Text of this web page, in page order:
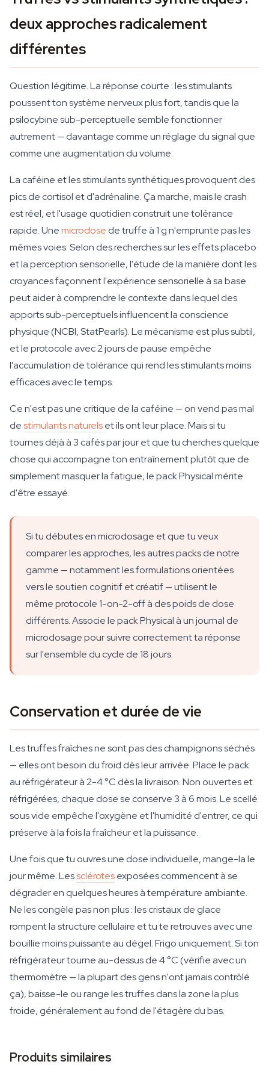
deux approches radicalement
différentes
Question légitime. La réponse courte : les stimulants
poussent ton système nerveux plus fort, tandis que la
psilocybine sub-perceptuelle semble fonctionner
autrement — davantage comme un réglage du signal que
comme une augmentation du volume.
La caféine et les stimulants synthétiques provoquent des
pics de cortisol et d'adrénaline. Ça marche, mais le crash
est réel, et l'usage quotidien construit une tolérance
rapide. Unemicrodose de truffe à 1 g n'emprunte pas les
mêmes voies. Selon des recherches sur les effets placebo
et la perception sensorielle, l'étude de la manière dont les
croyances façonnent l'expérience sensorielle à sa base
peut aider à comprendre le contexte dans lequel des
apports sub-perceptuels influencent la conscience
physique (NCBI, StatPearls). Le mécanisme est plus subtil,
et le protocole avec 2 jours de pause empêche
l'accumulation de tolérance qui rend les stimulants moins
efficaces avec le temps.
Ce n'est pas une critique de la caféine — on vend pas mal
destimulants naturelset ils ont leur place. Mais si tu
tournes déjà à 3 cafés par jour et que tu cherches quelque
chose qui accompagne ton entraînement plutôt que de
simplement masquer la fatigue, le pack Physical mérite
d'être essayé.
Si tu débutes en microdosage et que tu veux
comparer les approches, les autres packs de notre
gamme — notamment les formulations orientées
vers le soutien cognitif et créatif — utilisent le
même protocole 1-on-2-off à des poids de dose
différents. Associe le pack Physical à un journal de
microdosage pour suivre correctement ta réponse
sur l'ensemble du cycle de 18 jours.
Conservation et durée de vie
Les truffes fraîches ne sont pas des champignons séchés
— elles ont besoin du froid dès leur arrivée. Place le pack
au réfrigérateur à 2-4 °C dès la livraison. Non ouvertes et
réfrigérées, chaque dose se conserve 3 à 6 mois. Le scellé
sous vide empêche l'oxygène et l'humidité d'entrer, ce qui
préserve à la fois la fraîcheur et la puissance.
Une fois que tu ouvres une dose individuelle, mange-la le
jour même. Lessclérotesexposées commencent à se
dégrader en quelques heures à température ambiante.
Ne les congèle pas non plus : les cristaux de glace
rompent la structure cellulaire et tu te retrouves avec une
bouillie moins puissante au dégel. Frigo uniquement. Si ton
réfrigérateur tourne au-dessus de 4 °C (vérifie avec un
thermomètre — la plupart des gens n'ont jamais contrôlé
ça), baisse-le ou range les truffes dans la zone la plus
froide, généralement au fond de l'étagère du bas.
Produits similaires